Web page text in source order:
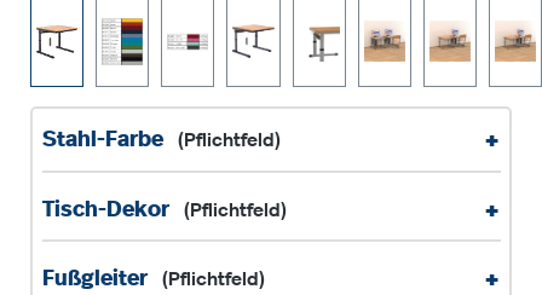
Stahl-Farbe (Pflichtfeld) +
Tisch-Dekor (Pflichtfeld) +
Fußgleiter (Pflichtfeld) +